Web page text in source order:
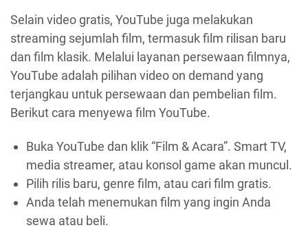
Selain video gratis, YouTube juga melakukan
streaming sejumlah film, termasuk film rilisan baru
dan film klasik. Melalui layanan persewaan filmnya,
YouTube adalah pilihan video on demand yang
terjangkau untuk persewaan dan pembelian film.
Berikut cara menyewa film YouTube.
Buka YouTube dan klik “Film & Acara”. Smart TV,
media streamer, atau konsol game akan muncul.
Pilih rilis baru, genre film, atau cari film gratis.
Anda telah menemukan film yang ingin Anda
sewa atau beli.